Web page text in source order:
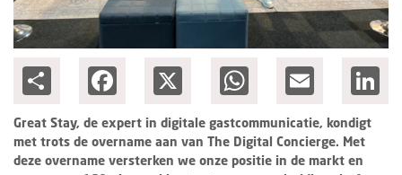
Facebook WhatsAppEmail
Great Stay, de expert in digitale gastcommunicatie, kondigt
met trots de overname aan van The Digital Concierge. Met
deze overname versterken we onze positie in de markt en